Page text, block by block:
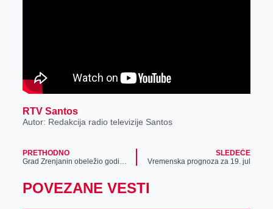
RTV Santos
Autor: Redakcija radio televizije Santos
PRETHODNO
SLEDEĆE
Vremenska prognoza za 19. jul
POVEZANE VESTI